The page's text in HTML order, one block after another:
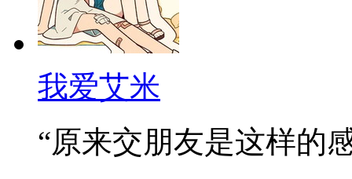
我爱艾米
“原来交朋友是这样的